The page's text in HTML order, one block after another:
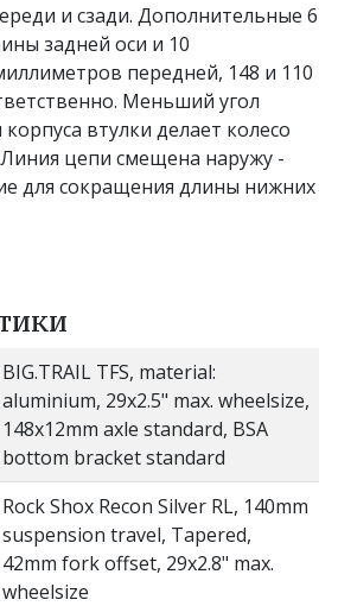
и сзади. Дополнительные 6
задней оси и 10
передней, 148 и 110
Меньший угол
втулки делает колесо
цепи смещена наружу -
для сокращения длины нижних
BIG.TRAIL TFS, material:
aluminium, 29x2.5" max. wheelsize,
148x12mm axle standard, BSA
bottom bracket standard
Rock Shox Recon Silver RL, 140mm
suspension travel, Tapered,
42mm fork offset, 29x2.8" max.
wheelsize